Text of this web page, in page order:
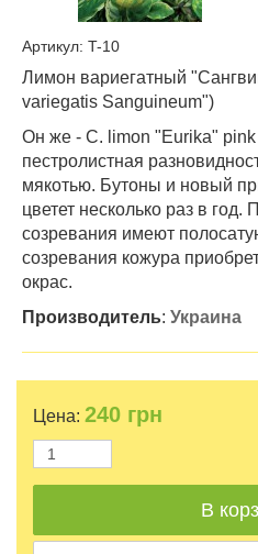
Артикул: T-10
Лимон вариегатный
variegatis Sanguineum")
Он же - C. limon "Eurika"
пестролистная
мякотью. Бутоны и новый
цветет несколько раз в
созревания имеют
созревания кожура
окрас.
Производитель: Украина
Цена: 240 грн